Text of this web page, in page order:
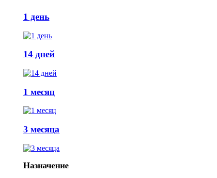
1 день
14 дней
1 месяц
3 месяца
Назначение